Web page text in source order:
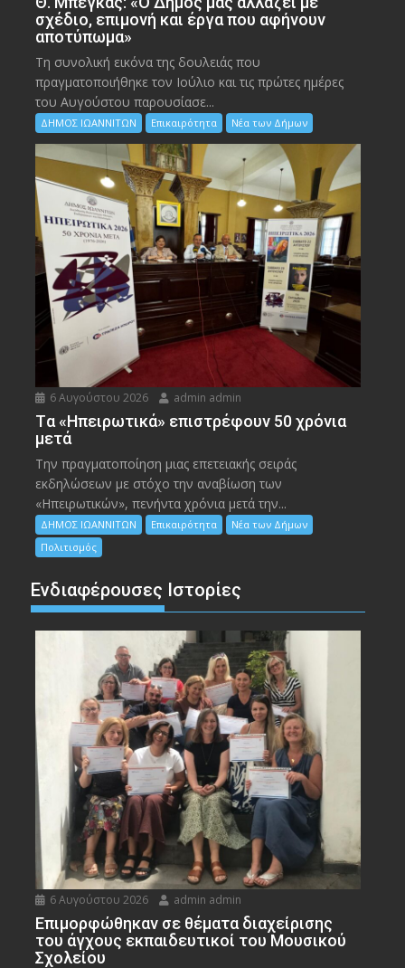
σχέδιο, επιμονή και έργα που αφήνουν
αποτύπωμα»
Τη συνολική εικόνα της δουλειάς που
πραγματοποιήθηκε τον Ιούλιο και τις πρώτες ημέρες
του Αυγούστου παρουσίασε...
ΔΗΜΟΣ ΙΩΑΝΝΙΤΩΝ Επικαιρότητα Νέα των Δήμων
6 Αυγούστου 2026 admin admin
Tα «Ηπειρωτικά» επιστρέφουν 50 χρόνια
μετά
Την πραγματοποίηση μιας επετειακής σειράς
εκδηλώσεων με στόχο την αναβίωση των
«Ηπειρωτικών», πενήντα χρόνια μετά την...
ΔΗΜΟΣ ΙΩΑΝΝΙΤΩΝ Επικαιρότητα
Νέα των Δήμων
Πολιτισμός
Ενδιαφέρουσες Ιστορίες
6 Αυγούστου 2026 admin admin
Eπιμορφώθηκαν σε θέματα διαχείρισης
του άγχους εκπαιδευτικοί του Μουσικού
Σχολείου